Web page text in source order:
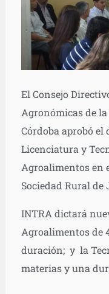
El Consejo
Agronómicas de
Córdoba aprobó el
Licenciatura y
Agroalimentos en
Sociedad Rural de
INTRA dictará
Agroalimentos de
duración; y la
materias y una